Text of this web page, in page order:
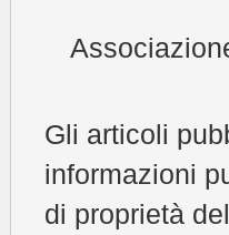
Gli articoli
informazioni
di proprietà